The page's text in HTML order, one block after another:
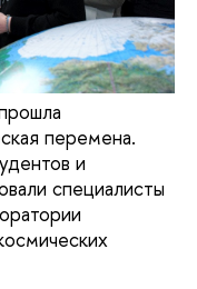
перемена.
и
специалисты